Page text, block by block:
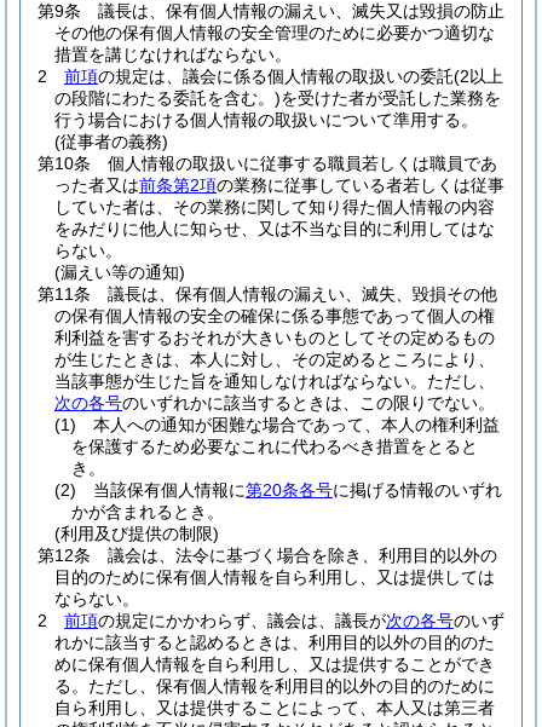
第9条
議長は、保有個人情報の漏えい、滅失又は毀損の防止
その他の保有個人情報の安全管理のために必要かつ適切な
措置を講じなければならない。
2
前項の規定は、議会に係る個人情報の取扱いの委託(2以上
の段階にわたる委託を含む。)を受けた者が受託した業務を
行う場合における個人情報の取扱いについて準用する。
(従事者の義務)
第10条
個人情報の取扱いに従事する職員若しくは職員であ
った者又は前条第2項の業務に従事している者若しくは従事
していた者は、その業務に関して知り得た個人情報の内容
をみだりに他人に知らせ、又は不当な目的に利用してはな
らない。
(漏えい等の通知)
第11条
議長は、保有個人情報の漏えい、滅失、毀損その他
の保有個人情報の安全の確保に係る事態であって個人の権
利利益を害するおそれが大きいものとしてその定めるもの
が生じたときは、本人に対し、その定めるところにより、
当該事態が生じた旨を通知しなければならない。 ただし、
次の各号のいずれかに該当するときは、この限りでない。
(1)
本人への通知が困難な場合であって、本人の権利利益
を保護するため必要なこれに代わるべき措置をとると
き。
(2)
当該保有個人情報に第20条各号に掲げる情報のいずれ
かが含まれるとき。
(利用及び提供の制限)
第12条
議会は、法令に基づく場合を除き、利用目的以外の
目的のために保有個人情報を自ら利用し、又は提供しては
ならない。
2
前項の規定にかかわらず、議会は、議長が次の各号のいず
れかに該当すると認めるときは、利用目的以外の目的のた
めに保有個人情報を自ら利用し、又は提供することができ
る。 ただし、保有個人情報を利用目的以外の目的のために
自ら利用し、又は提供することによって、本人又は第三者